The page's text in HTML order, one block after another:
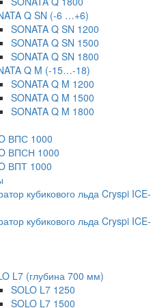
Q SN (-6 …+6)
SONATA Q SN 1200
SONATA Q SN 1500
SONATA Q SN 1800
Q M (-15…-18)
SONATA Q M 1200
SONATA Q M 1500
SONATA Q M 1800
ВПС 1000
ВПСН 1000
ВПТ 1000
кубикового льда Cryspi ICE-
кубикового льда Cryspi ICE-
L7 (глубина 700 мм)
SOLO L7 1250
SOLO L7 1500